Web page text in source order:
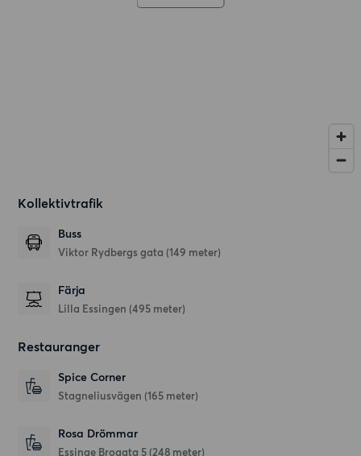
Kollektivtrafik
Buss
Viktor Rydbergs gata (149 meter)
Färja
Lilla Essingen (495 meter)
Restauranger
Spice Corner
Stagneliusvägen (165 meter)
Rosa Drömmar
Essinge Brogata 5 (248 meter)